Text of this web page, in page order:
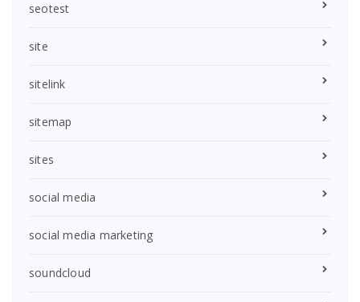
seotest
site
sitelink
sitemap
sites
social media
social media marketing
soundcloud